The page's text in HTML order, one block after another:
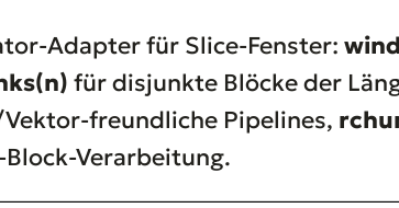
Adapter für Slice-Fenster:
für disjunkte Blöcke der
freundliche Pipelines,
Verarbeitung.